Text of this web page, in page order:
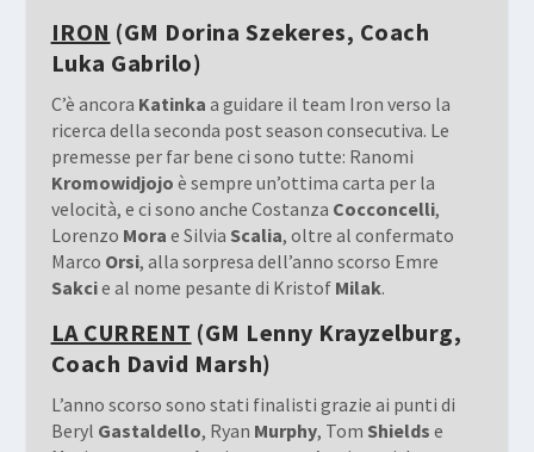
IRON (GM Dorina Szekeres, Coach
Luka Gabrilo)
C’è ancora Katinka a guidare il team Iron verso la
ricerca della seconda post season consecutiva. Le
premesse per far bene ci sono tutte: Ranomi
Kromowidjojo è sempre un’ottima carta per la
velocità, e ci sono anche Costanza Cocconcelli,
Lorenzo Mora e Silvia Scalia, oltre al confermato
Marco Orsi, alla sorpresa dell’anno scorso Emre
Sakcie al nome pesante di Kristof Milak.
LA CURRENT (GM Lenny Krayzelburg,
Coach David Marsh)
L’anno scorso sono stati finalisti grazie ai punti di
Beryl Gastaldello, Ryan Murphy, Tom Shields e